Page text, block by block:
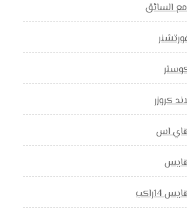
السائق
كروزر
هاي اس
هايس
14راكب